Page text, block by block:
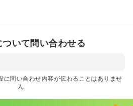
ついて問い合わせる
問い合わせ内容が伝わることはありませ
ん